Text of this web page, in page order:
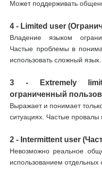
Может поддерживать
4 - Limited user
Владение языком
Частые проблемы в
использовать сложный язык.
3 - Extremely
ограниченный
Выражает и понимает
ситуациях. Частые провалы
2 - Intermittent user
Невозможно реальное
использованием отдельных